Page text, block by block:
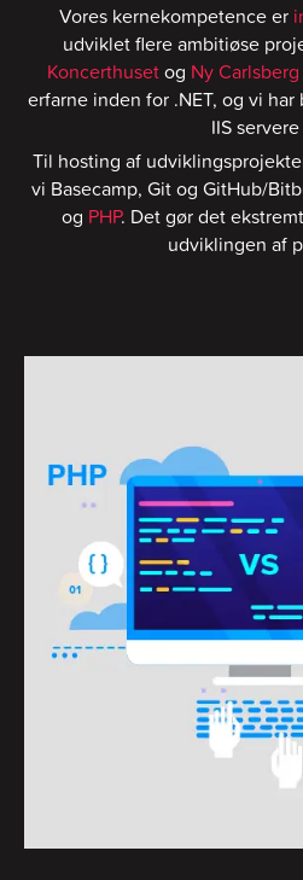
Vores kernekompetence er
udviklet flere ambitiøse
Koncerthusetog Ny
erfarne inden for .NET, og vi
IIS
Til hosting af
vi Basecamp, Git og GitHub/
og PHP. Det gør det
udviklingen af